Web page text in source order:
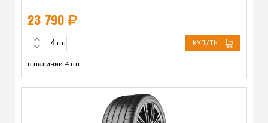
23 790
шт КУПИТЬ
в наличии 4 шт